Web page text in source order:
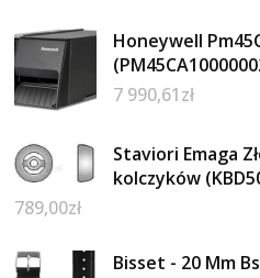
Honeywell
7 990,61zł
Staviori Emaga
kolczyków
789,00zł
Bisset - 20 Mm